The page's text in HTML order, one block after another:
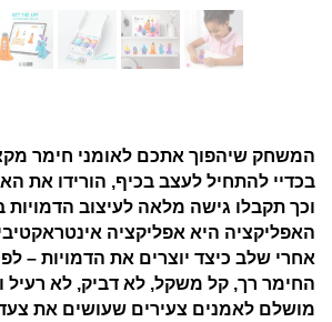
המשחק שיהפוך אתכם לאומני חימר
בכדיי להתחיל לעצב בכיף, הורידו את
וכך תקבלו גישה מלאה לעיצוב
האפליקציה היא אפליקציה
אחרי שלב כיצד יוצרים את הדמויות –
החימר רך, קל משקל, לא דביק, לא רעיל
מושלם לאמנים צעירים שעושים את